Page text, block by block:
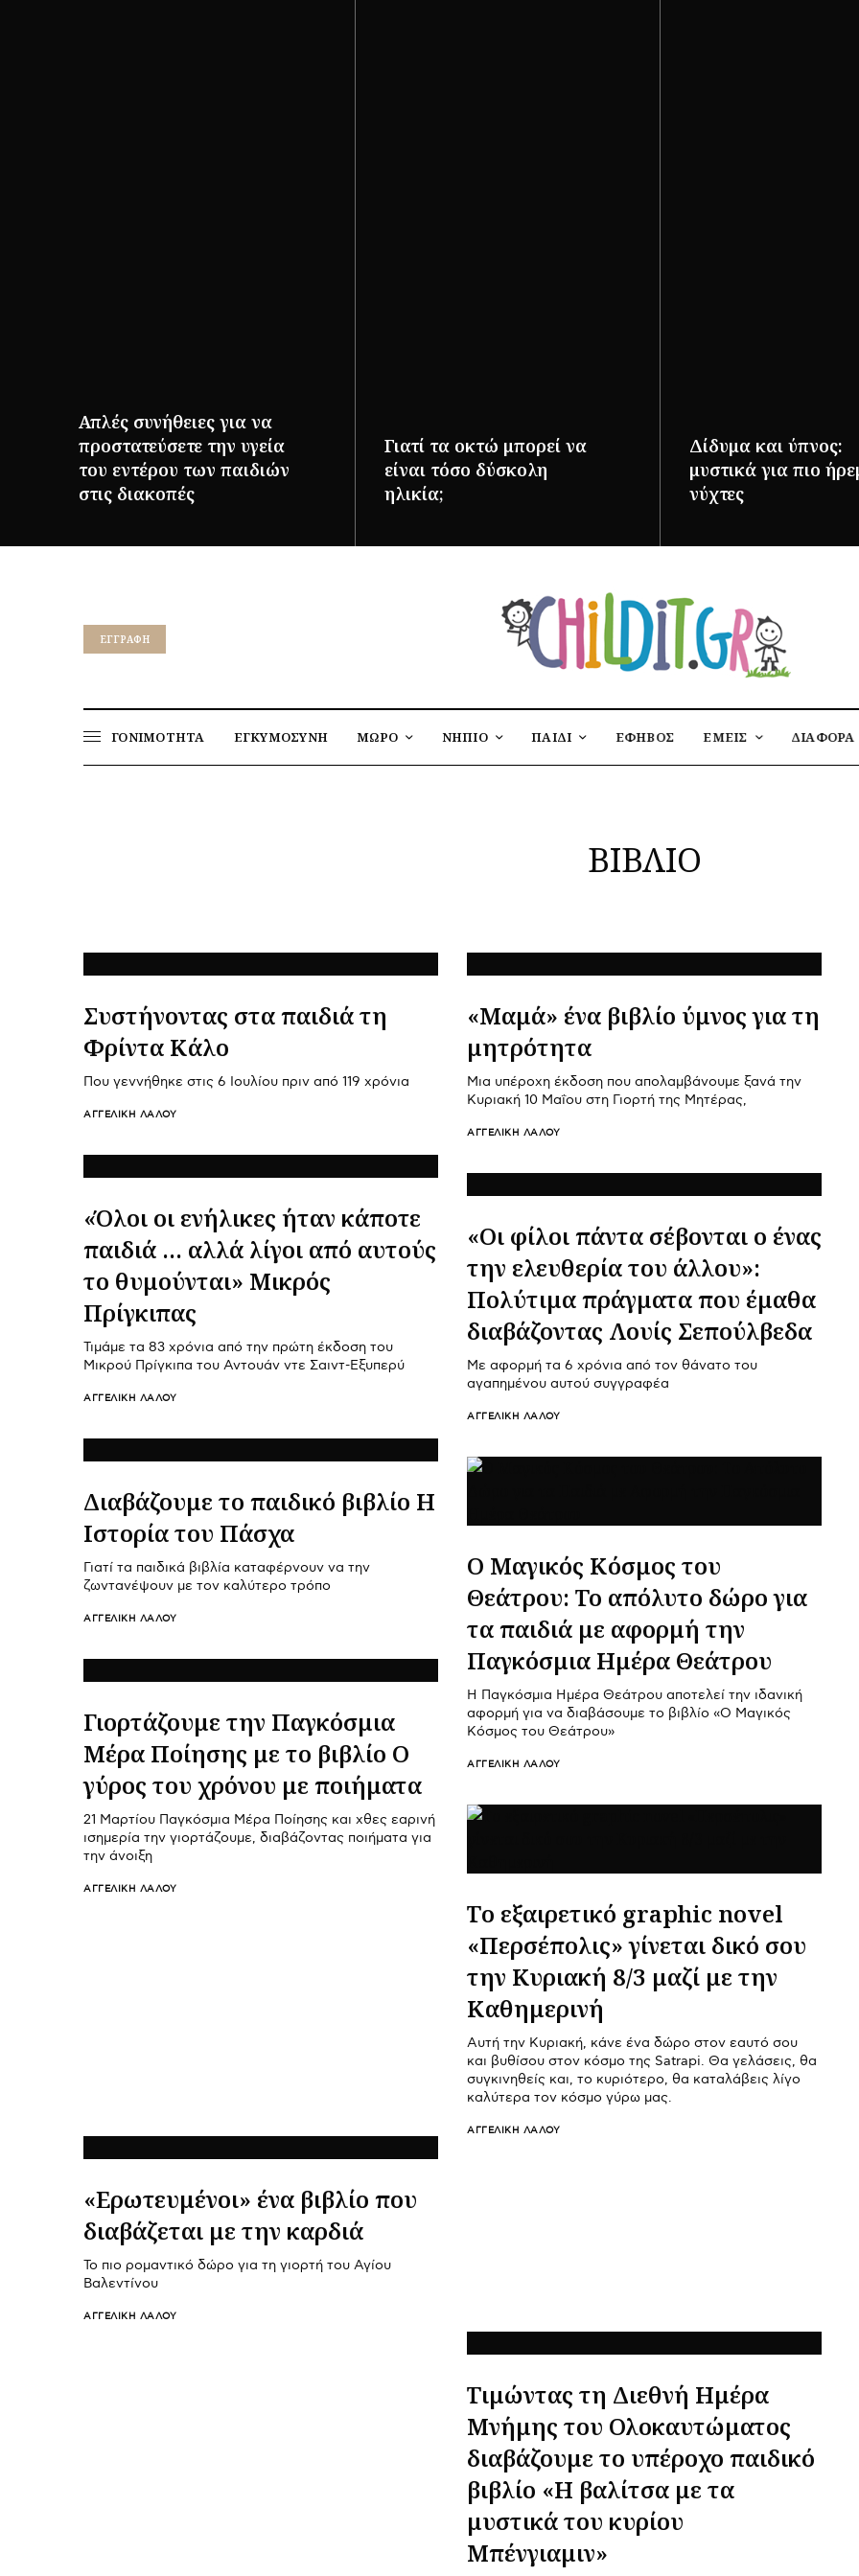
Απλές συνήθειες για να
προστατεύσετε την υγεία
του εντέρου των παιδιών
στις διακοπές
Γιατί τα οκτώ μπορεί να
είναι τόσο δύσκολη
ηλικία;
Δίδυμα και ύπνος:
μυστικά για πιο
νύχτες
EΓΓΡΑΦΉ
ΓΟΝΙΜΟΤΗΤΑ ΕΓΚΥΜΟΣΥΝΗ ΜΩΡΟ ΝΗΠΙΟ ΠΑΙΔΙ ΕΦΗΒΟΣ ΕΜΕΙΣ ΔΙΑΦΟΡΑ
ΒΙΒΛΙΟ
Συστήνοντας στα παιδιά τη
Φρίντα Κάλο
Που γεννήθηκε στις 6 Ιουλίου πριν από 119 χρόνια
ΑΓΓΕΛΙΚΉ ΛΆΛΟΥ
«Μαμά» ένα βιβλίο ύμνος για τη
μητρότητα
Μια υπέροχη έκδοση που απολαμβάνουμε ξανά την
Κυριακή 10 Μαΐου στη Γιορτή της Μητέρας,
ΑΓΓΕΛΙΚΉ ΛΆΛΟΥ
«Όλοι οι ενήλικες ήταν κάποτε
παιδιά … αλλά λίγοι από αυτούς
το θυμούνται» Μικρός
Πρίγκιπας
Τιμάμε τα 83 χρόνια από την πρώτη έκδοση του
Μικρού Πρίγκιπα του Αντουάν ντε Σαιντ-Εξυπερύ
ΑΓΓΕΛΙΚΉ ΛΆΛΟΥ
«Οι φίλοι πάντα σέβονται ο ένας
την ελευθερία του άλλου»:
Πολύτιμα πράγματα που έμαθα
διαβάζοντας Λουίς Σεπούλβεδα
Με αφορμή τα 6 χρόνια από τον θάνατο του
αγαπημένου αυτού συγγραφέα
ΑΓΓΕΛΙΚΉ ΛΆΛΟΥ
Διαβάζουμε το παιδικό βιβλίο Η
Ιστορία του Πάσχα
Γιατί τα παιδικά βιβλία καταφέρνουν να την
ζωντανέψουν με τον καλύτερο τρόπο
ΑΓΓΕΛΙΚΉ ΛΆΛΟΥ
Ο Μαγικός Κόσμος του
Θεάτρου: Το απόλυτο δώρο για
τα παιδιά με αφορμή την
Παγκόσμια Ημέρα Θεάτρου
Η Παγκόσμια Ημέρα Θεάτρου αποτελεί την ιδανική
αφορμή για να διαβάσουμε το βιβλίο «Ο Μαγικός
Κόσμος του Θεάτρου»
ΑΓΓΕΛΙΚΉ ΛΆΛΟΥ
Γιορτάζουμε την Παγκόσμια
Μέρα Ποίησης με το βιβλίο Ο
γύρος του χρόνου με ποιήματα
21 Μαρτίου Παγκόσμια Μέρα Ποίησης και χθες εαρινή
ισημερία την γιορτάζουμε, διαβάζοντας ποιήματα για
την άνοιξη
ΑΓΓΕΛΙΚΉ ΛΆΛΟΥ
Tο εξαιρετικό graphic novel
«Περσέπολις» γίνεται δικό σου
την Κυριακή 8/3 μαζί με την
Καθημερινή
Αυτή την Κυριακή, κάνε ένα δώρο στον εαυτό σου
και βυθίσου στον κόσμο της Satrapi. Θα γελάσεις, θα
συγκινηθείς και, το κυριότερο, θα καταλάβεις λίγο
καλύτερα τον κόσμο γύρω μας.
ΑΓΓΕΛΙΚΉ ΛΆΛΟΥ
«Ερωτευμένοι» ένα βιβλίο που
διαβάζεται με την καρδιά
Το πιο ρομαντικό δώρο για τη γιορτή του Αγίου
Βαλεντίνου
ΑΓΓΕΛΙΚΉ ΛΆΛΟΥ
Τιμώντας τη Διεθνή Ημέρα
Μνήμης του Ολοκαυτώματος
διαβάζουμε το υπέροχο παιδικό
βιβλίο «Η βαλίτσα με τα
μυστικά του κυρίου
Μπένγιαμιν»